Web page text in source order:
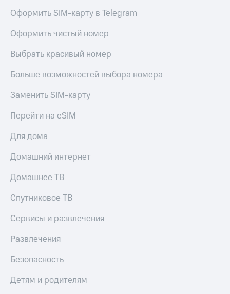
Оформить SIM-карту в Telegram
Оформить чистый номер
Выбрать красивый номер
Больше возможностей выбора номера
Заменить SIM-карту
Перейти на eSIM
Для дома
Домашний интернет
Домашнее ТВ
Спутниковое ТВ
Сервисы и развлечения
Развлечения
Безопасность
Детям и родителям